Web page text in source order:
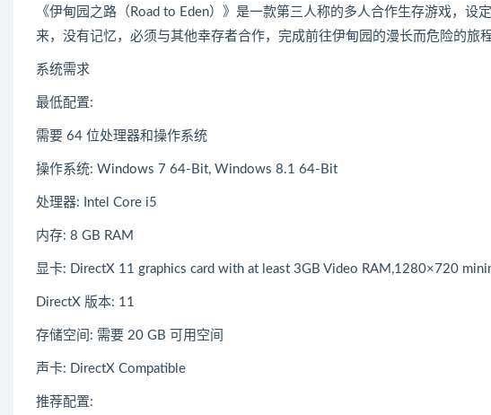
《伊甸园之路（Road to Eden）》是一款第三人称的多人合作生存游戏，
来，没有记忆，必须与其他幸存者合作，完成前往伊甸园的漫长而危险的旅程
系统需求
最低配置:
需要 64 位处理器和操作系统
操作系统: Windows 7 64-Bit, Windows 8.1 64-Bit
处理器: Intel Core i5
内存: 8 GB RAM
显卡: DirectX 11 graphics card with at least 3GB Video RAM,1280×720
DirectX 版本: 11
存储空间: 需要 20 GB 可用空间
声卡: DirectX Compatible
推荐配置: